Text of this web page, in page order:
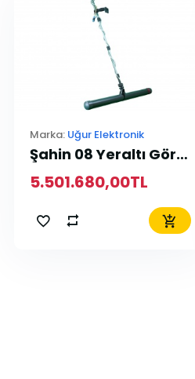
Marka: Uğur Elektronik
Şahin 08 Yeraltı Görüntüleme
5.501.680,00TL